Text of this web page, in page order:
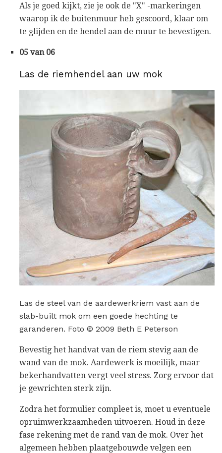
Als je goed kijkt, zie je ook de "X" -markeringen
waarop ik de buitenmuur heb gescoord, klaar om
te glijden en de hendel aan de muur te bevestigen.
05 van 06
Las de riemhendel aan uw mok
Las de steel van de aardewerkriem vast aan de
slab-built mok om een ​​goede hechting te
garanderen. Foto © 2009 Beth E Peterson
Bevestig het handvat van de riem stevig aan de
wand van de mok. Aardewerk is moeilijk, maar
bekerhandvatten vergt veel stress. Zorg ervoor dat
je gewrichten sterk zijn.
Zodra het formulier compleet is, moet u eventuele
opruimwerkzaamheden uitvoeren. Houd in deze
fase rekening met de rand van de mok. Over het
algemeen hebben plaatgebouwde velgen een